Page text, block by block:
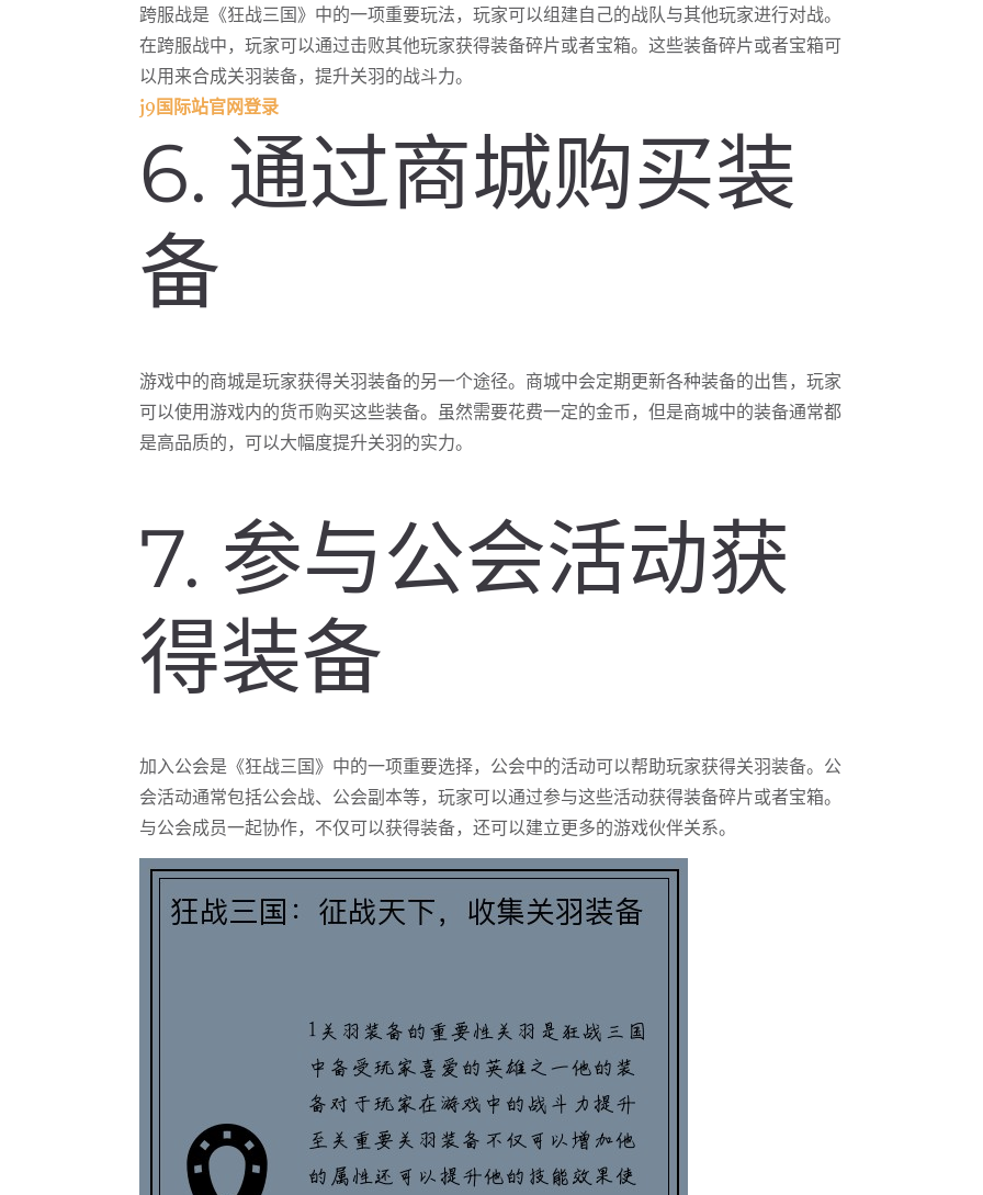
跨服战是《狂战三国》中的一项重要玩法，玩家可以组建自己的战队与其他玩家进行对战。
在跨服战中，玩家可以通过击败其他玩家获得装备碎片或者宝箱。这些装备碎片或者宝箱可
以用来合成关羽装备，提升关羽的战斗力。
j9国际站官网登录
6. 通过商城购买装
备
游戏中的商城是玩家获得关羽装备的另一个途径。商城中会定期更新各种装备的出售，玩家
可以使用游戏内的货币购买这些装备。虽然需要花费一定的金币，但是商城中的装备通常都
是高品质的，可以大幅度提升关羽的实力。
7. 参与公会活动获
得装备
加入公会是《狂战三国》中的一项重要选择，公会中的活动可以帮助玩家获得关羽装备。公
会活动通常包括公会战、公会副本等，玩家可以通过参与这些活动获得装备碎片或者宝箱。
与公会成员一起协作，不仅可以获得装备，还可以建立更多的游戏伙伴关系。